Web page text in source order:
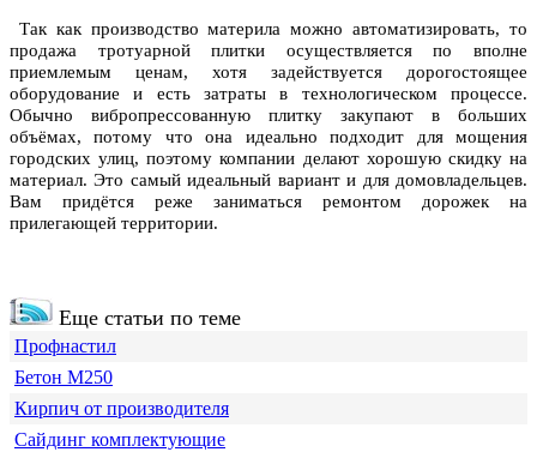
Так как производство материла можно автоматизировать, то
продажа тротуарной плитки осуществляется по вполне
приемлемым ценам, хотя задействуется дорогостоящее
оборудование и есть затраты в технологическом процессе.
Обычно вибропрессованную плитку закупают в больших
объёмах, потому что она идеально подходит для мощения
городских улиц, поэтому компании делают хорошую скидку на
материал. Это самый идеальный вариант и для домовладельцев.
Вам придётся реже заниматься ремонтом дорожек на
прилегающей территории.
Еще статьи по теме
Профнастил
Бетон М250
Кирпич от производителя
Сайдинг комплектующие